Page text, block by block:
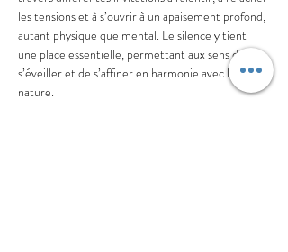
les tensions et à s’ouvrir à un apaisement profond,
autant physique que mental. Le silence y tient
une place essentielle, permettant aux sens de
s’éveiller et de s’affiner en harmonie avec la
nature.